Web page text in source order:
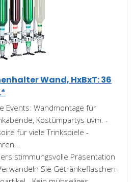
Wand, HxBxT: 36
Events: Wandmontage für
Kostümpartys uvm. -
für viele Trinkspiele -
stimmungsvolle Präsentation
Sie Getränkeflaschen